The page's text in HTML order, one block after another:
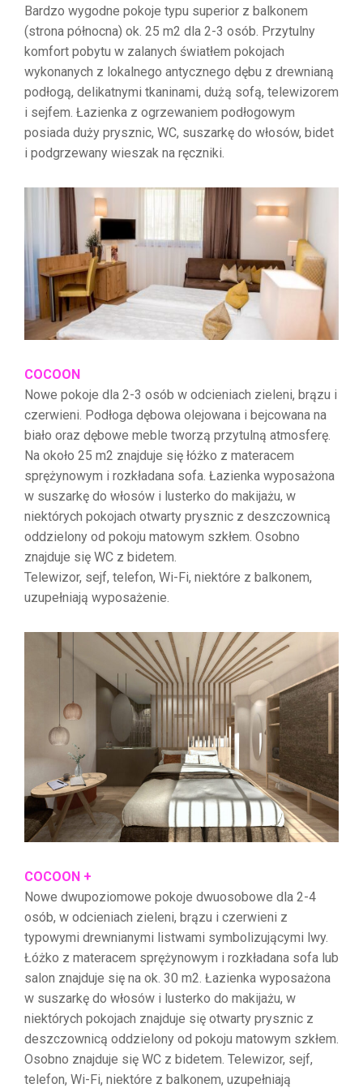
Bardzo wygodne pokoje typu superior z balkonem
(strona północna) ok. 25 m2 dla 2-3 osób. Przytulny
komfort pobytu w zalanych światłem pokojach
wykonanych z lokalnego antycznego dębu z drewnianą
podłogą, delikatnymi tkaninami, dużą sofą, telewizorem
i sejfem. Łazienka z ogrzewaniem podłogowym
posiada duży prysznic, WC, suszarkę do włosów, bidet
i podgrzewany wieszak na ręczniki.
COCOON
Nowe pokoje dla 2-3 osób w odcieniach zieleni, brązu i
czerwieni. Podłoga dębowa olejowana i bejcowana na
biało oraz dębowe meble tworzą przytulną atmosferę.
Na około 25 m2 znajduje się łóżko z materacem
sprężynowym i rozkładana sofa. Łazienka wyposażona
w suszarkę do włosów i lusterko do makijażu, w
niektórych pokojach otwarty prysznic z deszczownicą
oddzielony od pokoju matowym szkłem. Osobno
znajduje się WC z bidetem.
Telewizor, sejf, telefon, Wi-Fi, niektóre z balkonem,
uzupełniają wyposażenie.
COCOON +
Nowe dwupoziomowe pokoje dwuosobowe dla 2-4
osób, w odcieniach zieleni, brązu i czerwieni z
typowymi drewnianymi listwami symbolizującymi lwy.
Łóżko z materacem sprężynowym i rozkładana sofa lub
salon znajduje się na ok. 30 m2. Łazienka wyposażona
w suszarkę do włosów i lusterko do makijażu, w
niektórych pokojach znajduje się otwarty prysznic z
deszczownicą oddzielony od pokoju matowym szkłem.
Osobno znajduje się WC z bidetem. Telewizor, sejf,
telefon, Wi-Fi, niektóre z balkonem, uzupełniają